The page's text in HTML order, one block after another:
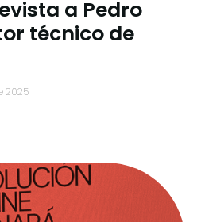
a Pedro
técnico de
2025